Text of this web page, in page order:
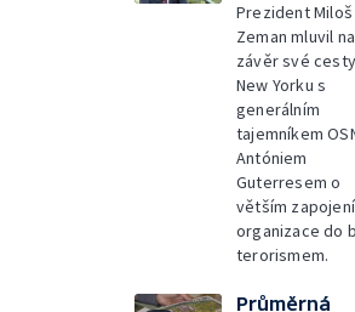
Prezident Miloš
Zeman mluvil na
závěr své
New Yorku s
generálním
tajemníkem
Antóniem
Guterresem o
větším
organizace do
terorismem.
Průměrná